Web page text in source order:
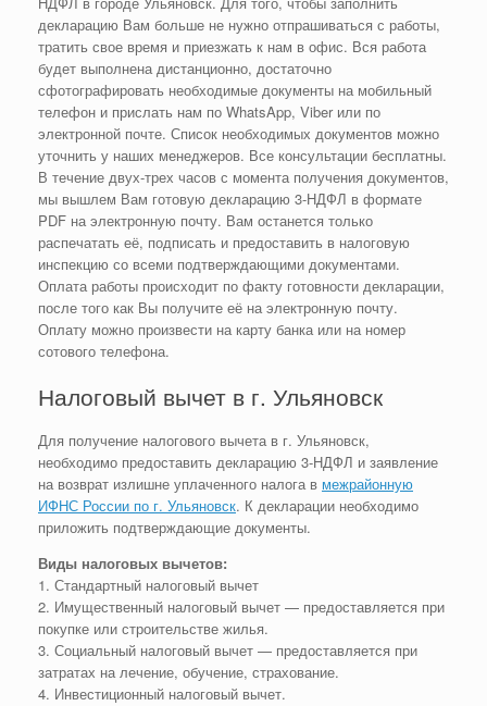
декларацию Вам больше не нужно отпрашиваться с работы,
тратить свое время и приезжать к нам в офис. Вся работа
будет выполнена дистанционно, достаточно
сфотографировать необходимые документы на мобильный
телефон и прислать нам по WhatsApp, Viber или по
электронной почте. Список необходимых документов можно
уточнить у наших менеджеров. Все консультации бесплатны.
В течение двух-трех часов с момента получения документов,
мы вышлем Вам готовую декларацию 3-НДФЛ в формате
PDF на электронную почту. Вам останется только
распечатать её, подписать и предоставить в налоговую
инспекцию со всеми подтверждающими документами.
Оплата работы происходит по факту готовности декларации,
после того как Вы получите её на электронную почту.
Оплату можно произвести на карту банка или на номер
сотового телефона.
Налоговый вычет в г. Ульяновск
Для получение налогового вычета в г. Ульяновск,
необходимо предоставить декларацию 3-НДФЛ и заявление
на возврат излишне уплаченного налога в межрайонную
ИФНС России по г. Ульяновск. К декларации необходимо
приложить подтверждающие документы.
Виды налоговых вычетов:
1. Стандартный налоговый вычет
2. Имущественный налоговый вычет — предоставляется при
покупке или строительстве жилья.
3. Социальный налоговый вычет — предоставляется при
затратах на лечение, обучение, страхование.
4. Инвестиционный налоговый вычет.